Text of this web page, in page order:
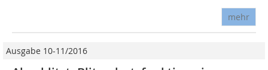
mehr
Ausgabe 10-11/2016